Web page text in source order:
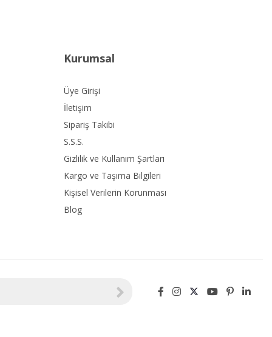
Kurumsal
Üye Girişi
İletişim
Sipariş Takibi
S.S.S.
Gizlilik ve Kullanım Şartları
Kargo ve Taşıma Bilgileri
Kişisel Verilerin Korunması
Blog